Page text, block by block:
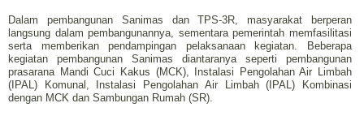
Dalam pembangunan Sanimas dan TPS-3R, masyarakat berperan
langsung dalam pembangunannya, sementara pemerintah memfasilitasi
serta memberikan pendampingan pelaksanaan kegiatan. Beberapa
kegiatan pembangunan Sanimas diantaranya seperti pembangunan
prasarana Mandi Cuci Kakus (MCK), Instalasi Pengolahan Air Limbah
(IPAL) Komunal, Instalasi Pengolahan Air Limbah (IPAL) Kombinasi
dengan MCK dan Sambungan Rumah (SR).